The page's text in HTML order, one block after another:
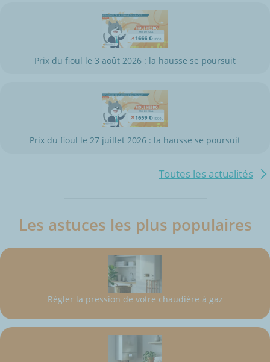
Prix du fioul le 3 août 2026 : la hausse se poursuit
Prix du fioul le 27 juillet 2026 : la hausse se poursuit
Toutes les actualités
Les astuces les plus populaires
Régler la pression de votre chaudière à gaz